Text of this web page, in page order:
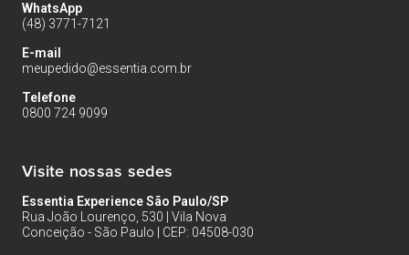
WhatsApp
(48) 3771-7121
E-mail
meupedido@essentia.com.br
Telefone
0800 724 9099
Visite nossas sedes
Essentia Experience São Paulo/SP
Rua João Lourenço, 530 | Vila Nova
Conceição - São Paulo | CEP: 04508-030